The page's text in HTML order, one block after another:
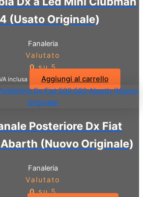
(Usato Originale)
Fanaleria
Valutato
0su 5
inclusa Aggiungi al carrello
Posteriore Dx Fiat
(Nuovo Originale)
Fanaleria
Valutato
0su 5